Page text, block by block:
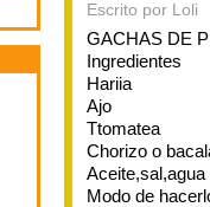
Escrito por Loli
GACHAS DE
Ingredientes
Hariia
Ajo
Ttomatea
Chorizo o
Aceite,sal,agua
Modo de